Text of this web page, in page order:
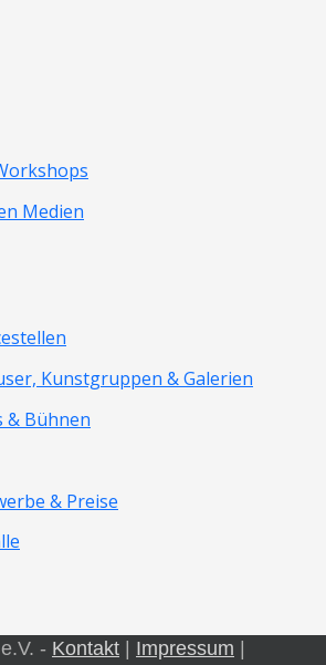
Medien
Kunstgruppen & Galerien
& Bühnen
& Preise
- Kontakt Impressum